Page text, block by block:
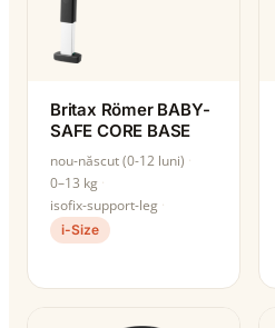
Britax Römer BABY-
SAFE CORE BASE
nou-născut (0-12 luni)
0–13 kg
isofix-support-leg
i-Size